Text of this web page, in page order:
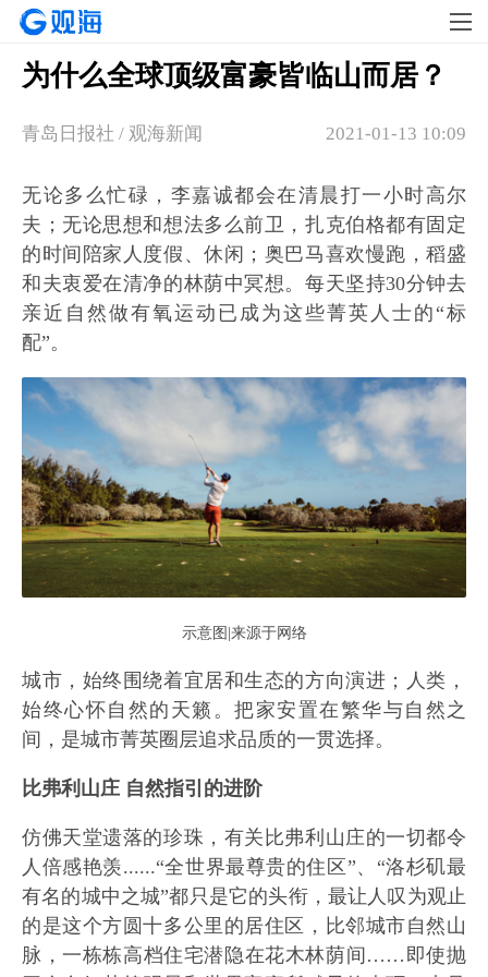
为什么全球顶级富豪皆临山而居？
2021-01-13 10:09
青岛日报社 / 观海新闻
无论多么忙碌，李嘉诚都会在清晨打一小时高尔
夫；无论思想和想法多么前卫，扎克伯格都有固定
的时间陪家人度假、休闲；奥巴马喜欢慢跑，稻盛
和夫衷爱在清净的林荫中冥想。每天坚持30分钟去
亲近自然做有氧运动已成为这些菁英人士的“标
配”。
示意图|来源于网络
城市，始终围绕着宜居和生态的方向演进；人类，
始终心怀自然的天籁。把家安置在繁华与自然之
间，是城市菁英圈层追求品质的一贯选择。
比弗利山庄 自然指引的进阶
仿佛天堂遗落的珍珠，有关比弗利山庄的一切都令
人倍感艳羡......“全世界最尊贵的住区”、“洛杉矶最
有名的城中之城”都只是它的头衔，最让人叹为观止
的是这个方圆十多公里的居住区，比邻城市自然山
脉，一栋栋高档住宅潜隐在花木林荫间……即使抛